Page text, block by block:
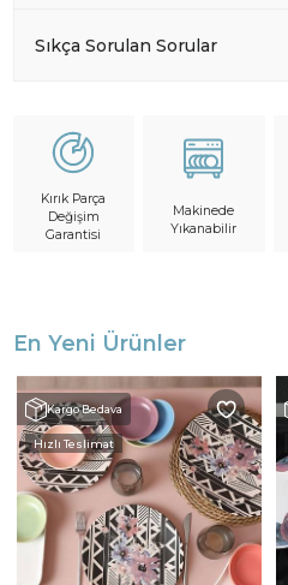
Sıkça Sorulan Sorular
Kırık Parça
Değişim
Garantisi
Makinede
Yıkanabilir
En Yeni Ürünler
Kargo Bedava
Hızlı Teslimat